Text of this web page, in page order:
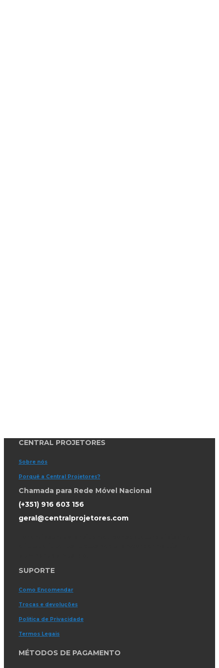
CENTRAL PROJETORES
Sobre nós
Porquê a Central Projetores?
Chamada para Rede Móvel Nacional
(+351) 916 603 156
geral@centralprojetores.com
SUPORTE
Como Encomendar
Trocas e devoluções
Politica de Privacidade
Termos Legais
MÉTODOS DE PAGAMENTO